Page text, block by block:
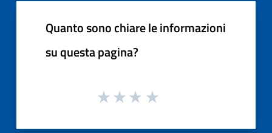
Quanto sono chiare le informazioni
su questa pagina?